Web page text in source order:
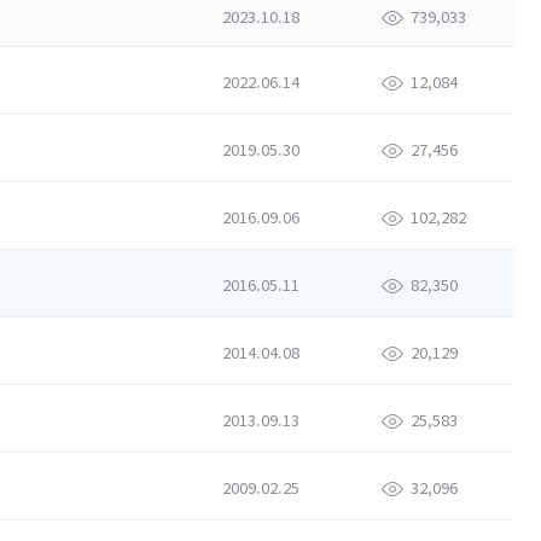
2023.10.18 739,033
2022.06.14 12,084
2019.05.30 27,456
2016.09.06 102,282
2016.05.11 82,350
2014.04.08 20,129
2013.09.13 25,583
2009.02.25 32,096